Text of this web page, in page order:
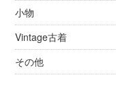
小物
Vintage古着
その他